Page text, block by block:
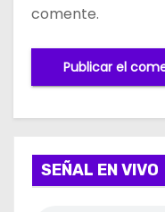
comente.
SEÑAL EN VIVO